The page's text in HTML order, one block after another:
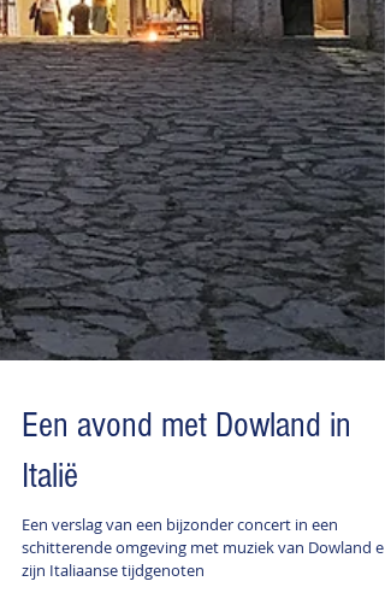
Een avond met Dowland in
Italië
Een verslag van een bijzonder concert in een